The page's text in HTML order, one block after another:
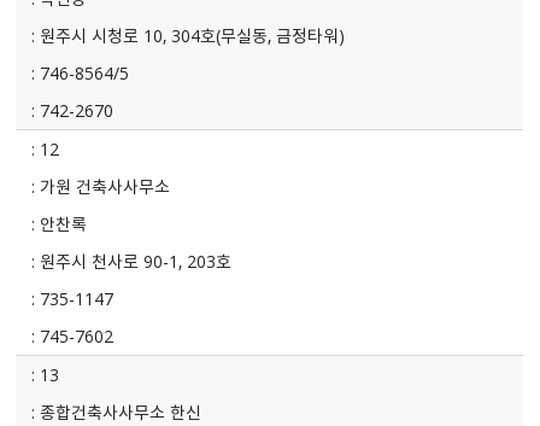
원주시 시청로 10, 304호(무실동, 금정타워)
746-8564/5
742-2670
12
가원 건축사사무소
안찬록
원주시 천사로 90-1, 203호
735-1147
745-7602
13
종합건축사사무소 한신